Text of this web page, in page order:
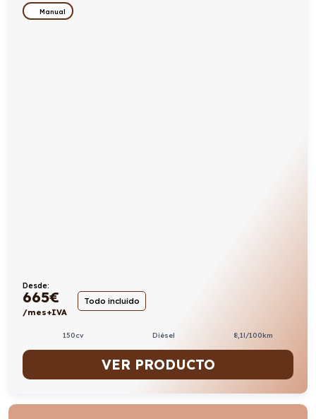
Manual
Desde:
665€
/mes+IVA
Todo incluido
150cv Diésel 8,1l/100km
VER PRODUCTO